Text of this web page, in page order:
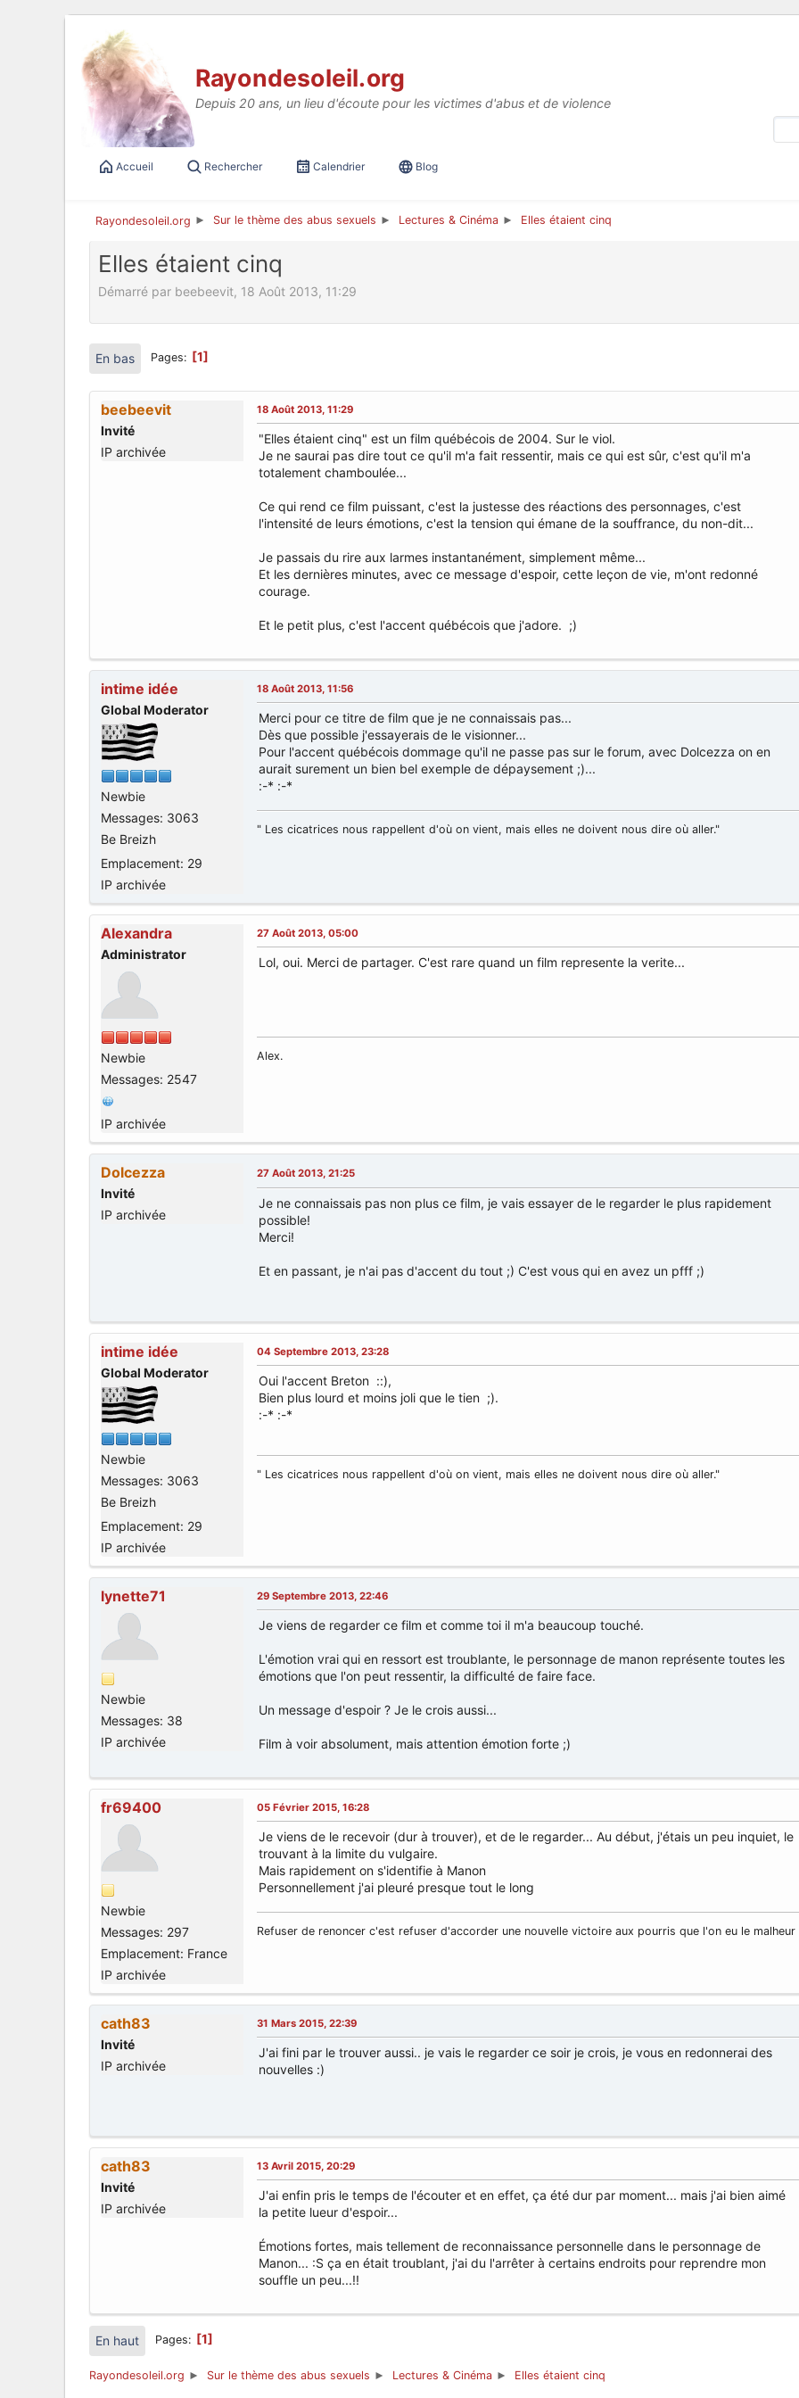
Rayondesoleil.org
Depuis 20 ans, un lieu d'écoute pour les victimes d'abus et de violence
Accueil Rechercher Calendrier Blog
Rayondesoleil.org ► Sur le thème des abus sexuels ► Lectures & Cinéma ► Elles étaient cinq
Elles étaient cinq
Démarré par beebeevit, 18 Août 2013, 11:29
En bas Pages 1
beebeevit
Invité
IP archivée
18 Août 2013, 11:29
"Elles étaient cinq" est un film québécois de 2004. Sur le viol.
Je ne saurai pas dire tout ce qu'il m'a fait ressentir, mais ce qui est sûr, c'est qu'il m'a
totalement chamboulée...
Ce qui rend ce film puissant, c'est la justesse des réactions des personnages, c'est
l'intensité de leurs émotions, c'est la tension qui émane de la souffrance, du non-dit...
Je passais du rire aux larmes instantanément, simplement même...
Et les dernières minutes, avec ce message d'espoir, cette leçon de vie, m'ont redonné
courage.
Et le petit plus, c'est l'accent québécois que j'adore. ;)
intime idée
Global Moderator
Newbie
Messages: 3063
Be Breizh
Emplacement: 29
IP archivée
18 Août 2013, 11:56
Merci pour ce titre de film que je ne connaissais pas...
Dès que possible j'essayerais de le visionner...
Pour l'accent québécois dommage qu'il ne passe pas sur le forum, avec Dolcezza on en
aurait surement un bien bel exemple de dépaysement ;)...
:-* :-*
" Les cicatrices nous rappellent d'où on vient, mais elles ne doivent nous dire où aller."
Alexandra
Administrator
Newbie
Messages: 2547
IP archivée
27 Août 2013, 05:00
Lol, oui. Merci de partager. C'est rare quand un film represente la verite...
Alex.
Dolcezza
Invité
IP archivée
27 Août 2013, 21:25
Je ne connaissais pas non plus ce film, je vais essayer de le regarder le plus rapidement
possible!
Merci!
Et en passant, je n'ai pas d'accent du tout ;) C'est vous qui en avez un pfff ;)
intime idée
Global Moderator
Newbie
Messages: 3063
Be Breizh
Emplacement: 29
IP archivée
04 Septembre 2013, 23:28
Oui l'accent Breton ::),
Bien plus lourd et moins joli que le tien ;).
:-* :-*
" Les cicatrices nous rappellent d'où on vient, mais elles ne doivent nous dire où aller."
lynette71
Newbie
Messages: 38
IP archivée
29 Septembre 2013, 22:46
Je viens de regarder ce film et comme toi il m'a beaucoup touché.
L'émotion vrai qui en ressort est troublante, le personnage de manon représente toutes les
émotions que l'on peut ressentir, la difficulté de faire face.
Un message d'espoir ? Je le crois aussi...
Film à voir absolument, mais attention émotion forte ;)
fr69400
Newbie
Messages: 297
Emplacement: France
IP archivée
05 Février 2015, 16:28
Je viens de le recevoir (dur à trouver), et de le regarder... Au début, j'étais un peu inquiet, le
trouvant à la limite du vulgaire.
Mais rapidement on s'identifie à Manon
Personnellement j'ai pleuré presque tout le long
Refuser de renoncer c'est refuser d'accorder une nouvelle victoire aux pourris que l'on eu le
cath83
Invité
IP archivée
31 Mars 2015, 22:39
J'ai fini par le trouver aussi.. je vais le regarder ce soir je crois, je vous en redonnerai des
nouvelles :)
cath83
Invité
IP archivée
13 Avril 2015, 20:29
J'ai enfin pris le temps de l'écouter et en effet, ça été dur par moment... mais j'ai bien aimé
la petite lueur d'espoir...
Émotions fortes, mais tellement de reconnaissance personnelle dans le personnage de
Manon... :S ça en était troublant, j'ai du l'arrêter à certains endroits pour reprendre mon
souffle un peu...!!
En haut Pages 1
Rayondesoleil.org ► Sur le thème des abus sexuels ► Lectures & Cinéma ► Elles étaient cinq